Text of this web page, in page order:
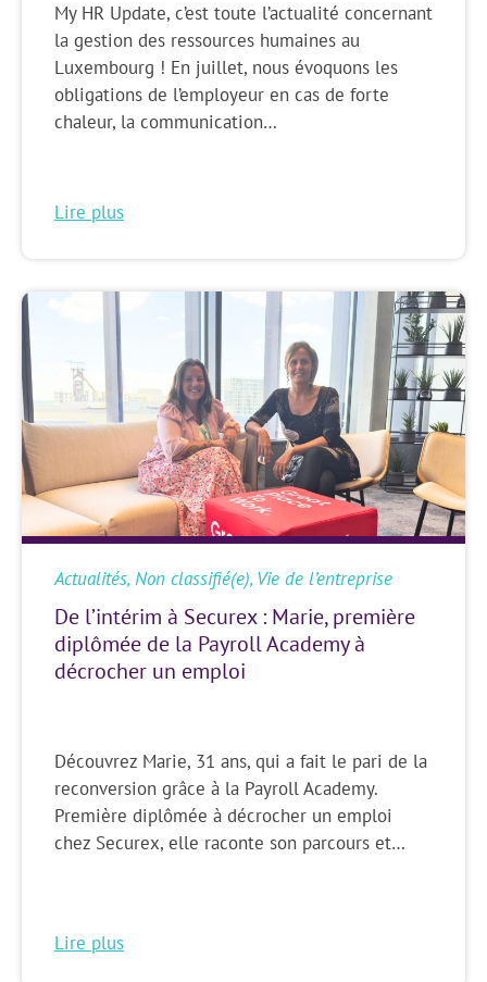
My HR Update, c’est toute l’actualité concernant
la gestion des ressources humaines au
Luxembourg ! En juillet, nous évoquons les
obligations de l’employeur en cas de forte
chaleur, la communication…
Lire plus
Actualités,Non classifié(e),Vie de l’entreprise
De l’intérim à Securex : Marie, première
diplômée de la Payroll Academy à
décrocher un emploi
Découvrez Marie, 31 ans, qui a fait le pari de la
reconversion grâce à la Payroll Academy.
Première diplômée à décrocher un emploi
chez Securex, elle raconte son parcours et…
Lire plus